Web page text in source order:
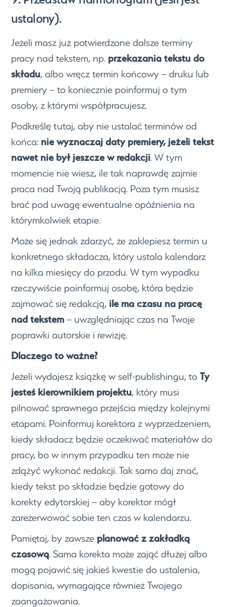
ustalony).
Jeżeli masz już potwierdzone dalsze terminy
pracy nad tekstem, np. przekazania tekstu do
składu, albo wręcz termin końcowy – druku lub
premiery – to koniecznie poinformuj o tym
osoby, z którymi współpracujesz.
Podkreślę tutaj, aby nie ustalać terminów od
końca: nie wyznaczaj daty premiery, jeżeli tekst
nawet nie był jeszcze w redakcji. W tym
momencie nie wiesz, ile tak naprawdę zajmie
praca nad Twoją publikacją. Poza tym musisz
brać pod uwagę ewentualne opóźnienia na
którymkolwiek etapie.
Może się jednak zdarzyć, że zaklepiesz termin u
konkretnego składacza, który ustala kalendarz
na kilka miesięcy do przodu. W tym wypadku
rzeczywiście poinformuj osobę, która będzie
zajmować się redakcją, ile ma czasu na pracę
nad tekstem – uwzględniając czas na Twoje
poprawki autorskie i rewizję.
Dlaczego to ważne?
Jeżeli wydajesz książkę w self-publishingu, toTy
jesteś kierownikiem projektu, który musi
pilnować sprawnego przejścia między kolejnymi
etapami. Poinformuj korektora z wyprzedzeniem,
kiedy składacz będzie oczekiwać materiałów do
pracy, bo w innym przypadku ten może nie
zdążyć wykonać redakcji. Tak samo daj znać,
kiedy tekst po składzie będzie gotowy do
korekty edytorskiej – aby korektor mógł
zarezerwować sobie ten czas w kalendarzu.
Pamiętaj, by zawsze planować z zakładką
czasową. Sama korekta może zająć dłużej albo
mogą pojawić się jakieś kwestie do ustalenia,
dopisania, wymagające również Twojego
zaangażowania.